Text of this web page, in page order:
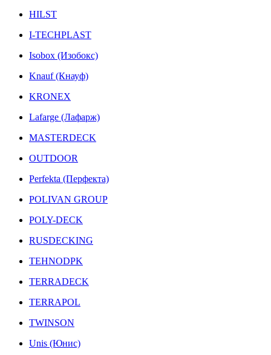
HILST
I-TECHPLAST
Isobox (Изобокс)
Knauf (Кнауф)
KRONEX
Lafarge (Лафарж)
MASTERDECK
OUTDOOR
Perfekta (Перфекта)
POLIVAN GROUP
POLY-DECK
RUSDECKING
TEHNODPK
TERRADECK
TERRAPOL
TWINSON
Unis (Юнис)